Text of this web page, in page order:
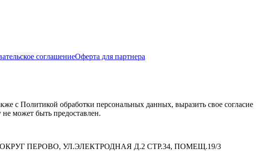
соглашениеОферта для партнера
с Политикой обработки персональных данных, выразить свое согласие
может быть предоставлен.
ОКРУГ ПЕРОВО, УЛ.ЭЛЕКТРОДНАЯ Д.2 СТР.34, ПОМЕЩ.19/3